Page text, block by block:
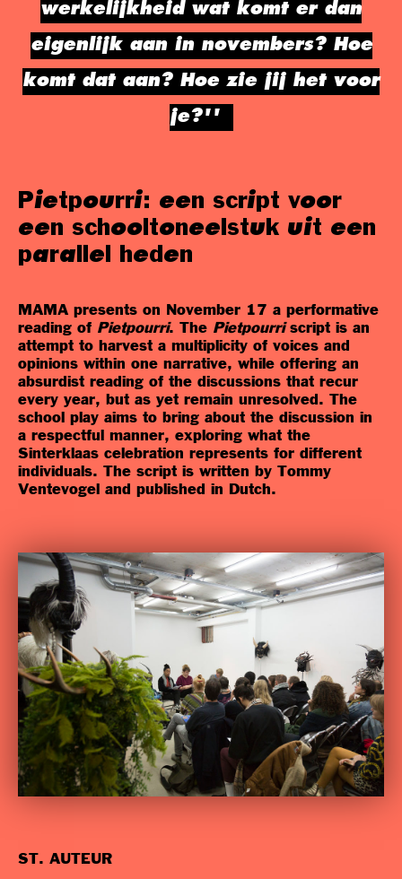
werkelijkheid wat komt er dan
eigenlijk aan in novembers? Hoe
komt dat aan? Hoe zie jij het voor
je?''
Pietpourri: een script voor
een schooltoneelstuk uit een
parallel heden
MAMA presents on November 17 a performative
reading of Pietpourri. The Pietpourriscript is an
attempt to harvest a multiplicity of voices and
opinions within one narrative, while offering an
absurdist reading of the discussions that recur
every year, but as yet remain unresolved. The
school play aims to bring about the discussion in
a respectful manner, exploring what the
Sinterklaas celebration represents for different
individuals. The script is written by Tommy
Ventevogel and published in Dutch.
ST. AUTEUR